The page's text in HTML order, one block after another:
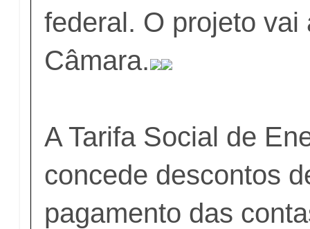
federal. O projeto vai
Câmara.
A Tarifa Social de
concede descontos
pagamento das